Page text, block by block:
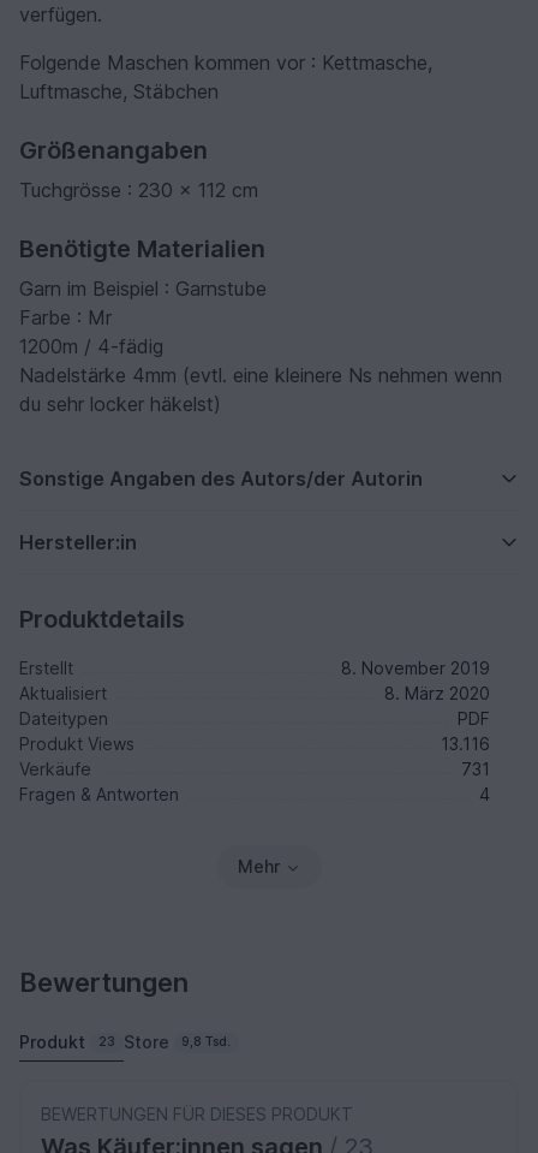
verfügen.
Folgende Maschen kommen vor : Kettmasche,
Luftmasche, Stäbchen
Größenangaben
Tuchgrösse : 230 x 112 cm
Benötigte Materialien
Garn im Beispiel : Garnstube
Farbe : Mr
1200m / 4-fädig
Nadelstärke 4mm (evtl. eine kleinere Ns nehmen wenn
du sehr locker häkelst)
Sonstige Angaben des Autors/der Autorin
Hersteller:in
Produktdetails
Erstellt
8. November 2019
Aktualisiert
8. März 2020
Dateitypen
PDF
Produkt Views
13.116
Verkäufe
731
Fragen & Antworten
4
Mehr
Bewertungen
Produkt 23 Store 9,8 Tsd.
BEWERTUNGEN FÜR DIESES PRODUKT